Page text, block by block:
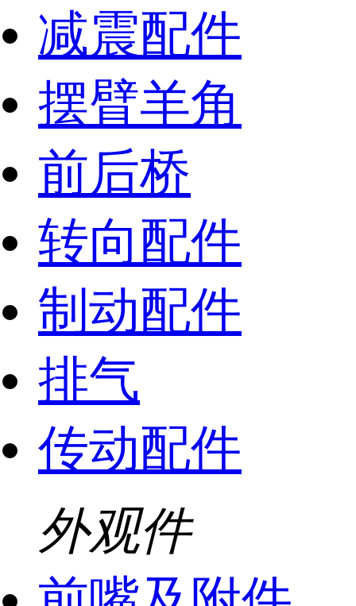
减震配件
摆臂羊角
前后桥
转向配件
制动配件
排气
传动配件
外观件